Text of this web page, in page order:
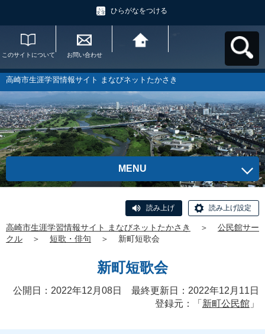
ひらがなをつける
このサイトについて お問い合わせ
たかさきへ戻る
高崎市生涯学習情報サイト まなびネットたかさき
MENU
読み上げ 読み上げ設定
高崎市生涯学習情報サイト まなびネットたかさき ＞
公民館サー
クル
＞ 短歌・俳句 ＞ 新町短歌会
新町短歌会
公開日：2022年12月08日 最終更新日：2022年12月11日
登録元：「 新町公民館 」